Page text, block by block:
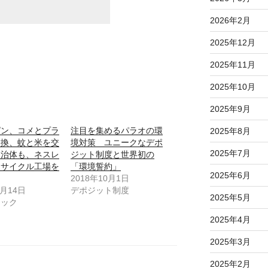
、コメとプラ
、蚊と米を交
体も、ネスレ
イクル工場を
14日
ク
注目を集めるパラオの環
境対策 ユニークなデポ
ジット制度と世界初の
「環境誓約」
2018年10月1日
デポジット制度
2026年2月
2025年12月
2025年11月
2025年10月
2025年9月
2025年8月
2025年7月
2025年6月
2025年5月
2025年4月
2025年3月
2025年2月